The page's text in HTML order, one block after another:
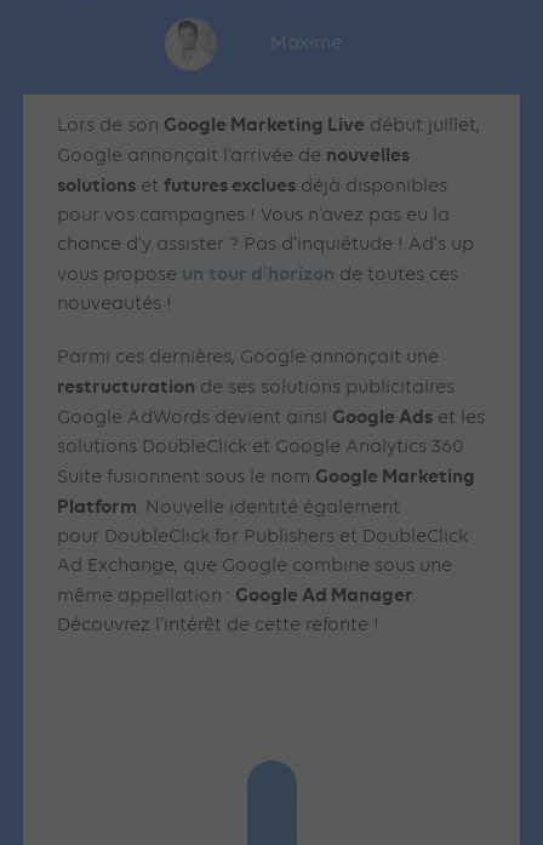
Maxime
Lors de son Google Marketing Live début juillet,
Google annonçait l’arrivée de nouvelles
solutions etfutures exclues déjà disponibles
pour vos campagnes ! Vous n’avez pas eu la
chance d’y assister ? Pas d’inquiétude ! Ad’s up
vous propose un tour d’horizon de toutes ces
nouveautés !
Parmi ces dernières, Google annonçait une
restructuration de ses solutions publicitaires.
Google AdWords devient ainsi Google Ads et les
solutions DoubleClick et Google Analytics 360
Suite fusionnent sous le nom Google Marketing
Platform. Nouvelle identité également
pour DoubleClick for Publishers et DoubleClick
Ad Exchange, que Google combine sous une
même appellation : Google Ad Manager.
Découvrez l’intérêt de cette refonte !